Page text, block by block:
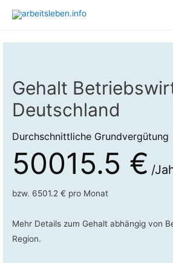
Gehalt
Deutschland
Durchschnittliche Grundvergütung
50015.5 € /
bzw. 6501.2 € pro Monat
Mehr Details zum Gehalt abhängig von
Region.